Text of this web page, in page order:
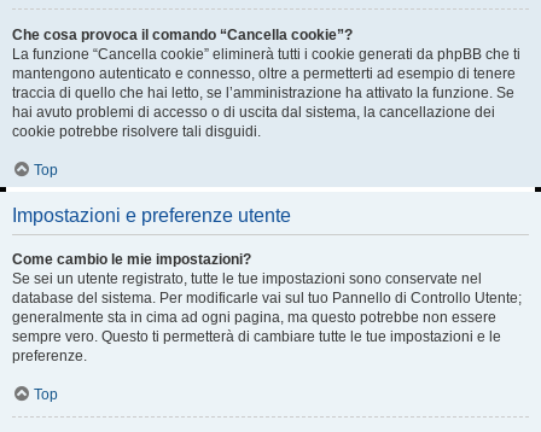
Che cosa provoca il comando “Cancella cookie”?
La funzione “Cancella cookie” eliminerà tutti i cookie generati da phpBB che ti
mantengono autenticato e connesso, oltre a permetterti ad esempio di tenere
traccia di quello che hai letto, se l’amministrazione ha attivato la funzione. Se
hai avuto problemi di accesso o di uscita dal sistema, la cancellazione dei
cookie potrebbe risolvere tali disguidi.
Top
Impostazioni e preferenze utente
Come cambio le mie impostazioni?
Se sei un utente registrato, tutte le tue impostazioni sono conservate nel
database del sistema. Per modificarle vai sul tuo Pannello di Controllo Utente;
generalmente sta in cima ad ogni pagina, ma questo potrebbe non essere
sempre vero. Questo ti permetterà di cambiare tutte le tue impostazioni e le
preferenze.
Top